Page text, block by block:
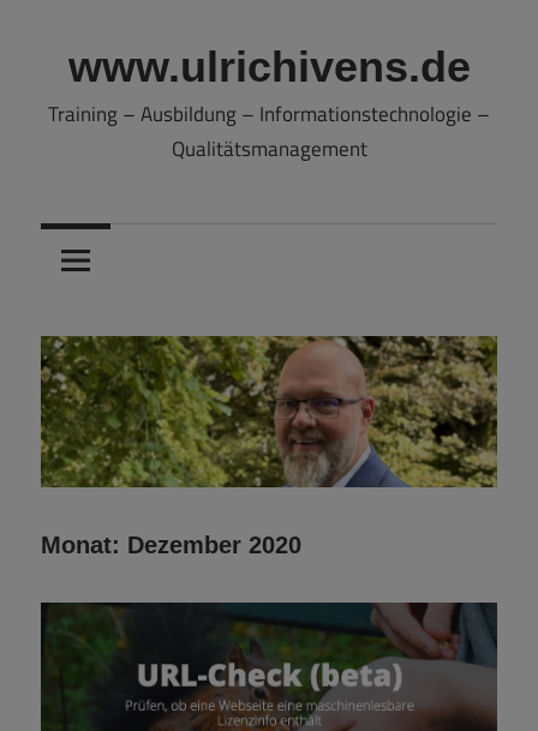
springen
www.ulrichivens.de
Training – Ausbildung – Informationstechnologie –
Qualitätsmanagement
Monat: Dezember 2020